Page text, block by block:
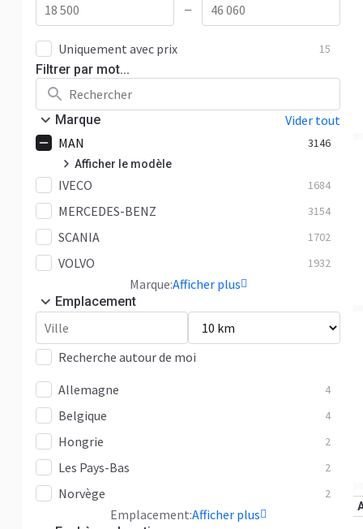
—
Uniquement avec prix 15
Filtrer par mot...
Marque
Vider tout
MAN
3146
Afficher le modèle
F2000 85
F90 34
L2000 28
M2000 26
TGA 324
TGA 18.310 11
TGA 18.320
TGA 18.350 6
TGA 18.360 11
3
TGA 18.400 8
TGA 18.410 2
TGA 18.430
IVECO 1684
MERCEDES-BENZ 3154
SCANIA 1702
VOLVO 1932
Marque:Afficher plus
Emplacement
Recherche autour de moi
Allemagne
4
Belgique 4
Hongrie 2
Les Pays-Bas 2
Norvège 2
Emplacement:Afficher plus